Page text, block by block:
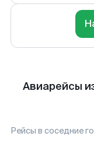
Авиарейсы
Рейсы в соседние